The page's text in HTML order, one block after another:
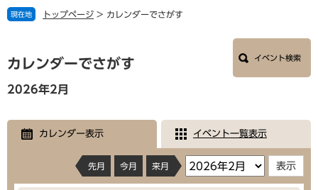
で
す
ば
し
文
現在地 トップページ > カレンダーでさがす
文
カレンダーでさがす イベント検索
2026年2月
カレンダー表示 イベント一覧表示
先月 今月 来月